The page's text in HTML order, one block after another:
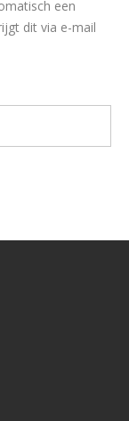
een
dit via e-mail